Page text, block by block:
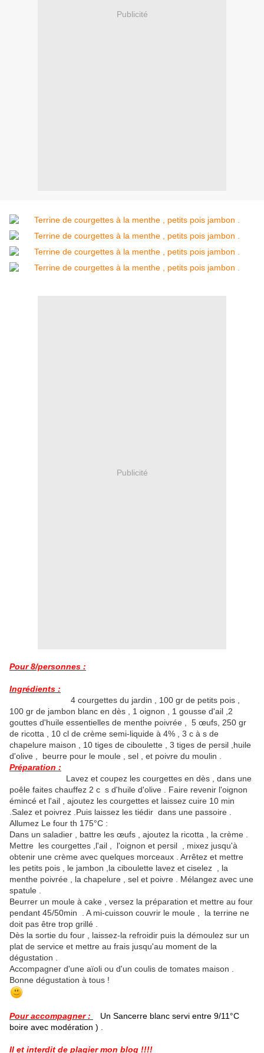
Publicité
Publicité
Pour 8/personnes :
Ingrédients :
4 courgettes du jardin , 100 gr de petits pois ,
100 gr de jambon blanc en dès , 1 oignon , 1 gousse d'ail ,2
gouttes d'huile essentielles de menthe poivrée , 5 œufs, 250 gr
de ricotta , 10 cl de crème semi-liquide à 4% , 3 c à s de
chapelure maison , 10 tiges de ciboulette , 3 tiges de persil ,huile
d'olive , beurre pour le moule , sel , et poivre du moulin .
Préparation :
Lavez et coupez les courgettes en dès , dans une
poêle faites chauffez 2 c s d'huile d'olive . Faire revenir l'oignon
émincé et l'ail , ajoutez les courgettes et laissez cuire 10 min
.Salez et poivrez .Puis laissez les tiédir dans une passoire .
Allumez Le four th 175°C :
Dans un saladier , battre les œufs , ajoutez la ricotta , la crème .
Mettre les courgettes ,l'ail , l'oignon et persil , mixez jusqu'à
obtenir une crème avec quelques morceaux . Arrêtez et mettre
les petits pois , le jambon ,la ciboulette lavez et ciselez , la
menthe poivrée , la chapelure , sel et poivre . Mélangez avec une
spatule .
Beurrer un moule à cake , versez la préparation et mettre au four
pendant 45/50min . A mi-cuisson couvrir le moule , la terrine ne
doit pas être trop grillé .
Dès la sortie du four , laissez-la refroidir puis la démoulez sur un
plat de service et mettre au frais jusqu'au moment de la
dégustation .
Accompagner d'une aïoli ou d'un coulis de tomates maison .
Bonne dégustation à tous !
Pour accompagner :
Un Sancerre blanc servi entre 9/11°C
boire avec modération ) .
Il et interdit de plagier mon blog !!!!